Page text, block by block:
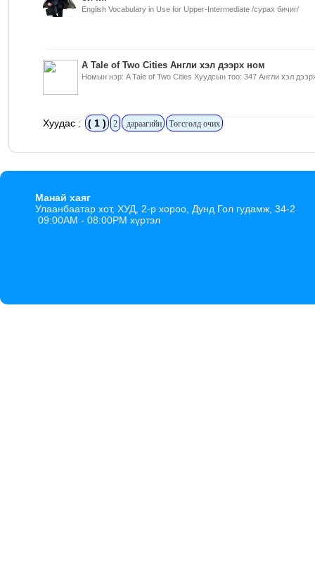
English Vocabulary in Use for Upper-Intermediate /сурах бичиг/
A Tale of Two Cities Англи хэл дээрх ном
Номын нэр: A Tale of Two Cities Хуудсын тоо: 347 Англи хэл
Хуудас : ( 1 ) 2 дараагийн Төгсгөлд очих
Манай хаяг
Улаанбаатар хот, ХУД, 2-р хороо, Дунд Гол гудамж, 34-2
09:00AM - 08:00PM хүртэл